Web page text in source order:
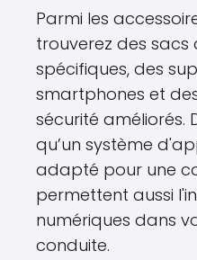
Parmi les
trouverez des
spécifiques, des
smartphones et
sécurité améliorés.
qu’un système
adapté pour une
permettent aussi
numériques dans
conduite.